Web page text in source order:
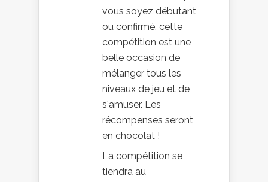
vous soyez débutant
ou confirmé, cette
compétition est une
belle occasion de
mélanger tous les
niveaux de jeu et de
s'amuser. Les
récompenses seront
en chocolat !
La compétition se
tiendra au